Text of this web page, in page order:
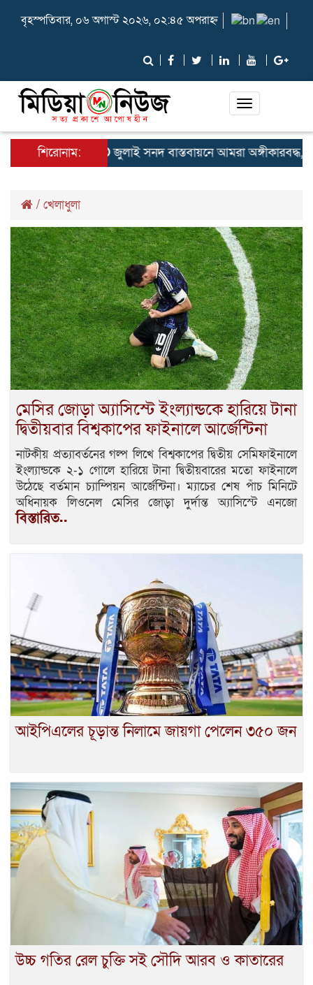
বৃহস্পতিবার, ০৬ অগাস্ট ২০২৬, ০২:৪৫ অপরাহ্ন
Toggle
শিরোনাম:
জুলাই সনদ বাস্তবায়নে আমরা অঙ্গীকারবদ্ধ,
/ খেলাধুলা
মেসির জোড়া অ্যাসিস্টে ইংল্যান্ডকে হারিয়ে টানা
দ্বিতীয়বার বিশ্বকাপের ফাইনালে আর্জেন্টিনা
নাটকীয় প্রত্যাবর্তনের গল্প লিখে বিশ্বকাপের দ্বিতীয় সেমিফাইনালে
ইংল্যান্ডকে ২-১ গোলে হারিয়ে টানা দ্বিতীয়বারের মতো ফাইনালে
উঠেছে বর্তমান চ্যাম্পিয়ন আর্জেন্টিনা। ম্যাচের শেষ পাঁচ মিনিটে
অধিনায়ক লিওনেল মেসির জোড়া দুর্দান্ত অ্যাসিস্টে এনজো
বিস্তারিত..
আইপিএলের চূড়ান্ত নিলামে জায়গা পেলেন ৩৫০ জন
উচ্চ গতির রেল চুক্তি সই সৌদি আরব ও কাতারের